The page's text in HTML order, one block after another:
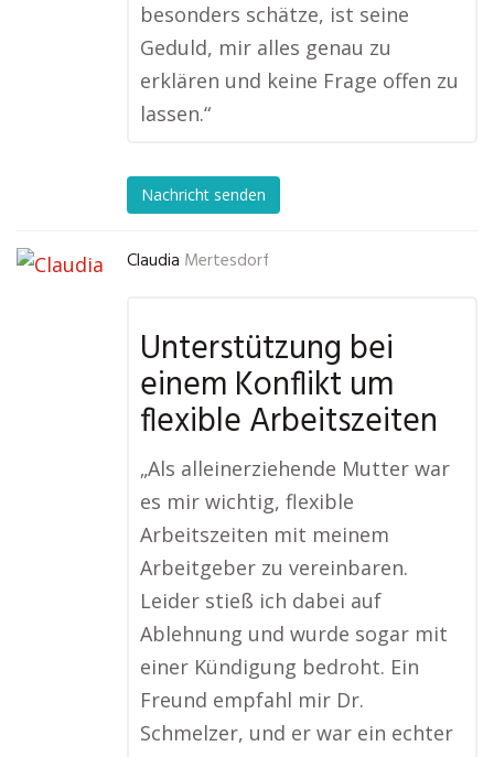
besonders schätze, ist seine
Geduld, mir alles genau zu
erklären und keine Frage offen zu
lassen.“
Nachricht senden
Claudia Mertesdorf
Unterstützung bei
einem Konflikt um
flexible Arbeitszeiten
„Als alleinerziehende Mutter war
es mir wichtig, flexible
Arbeitszeiten mit meinem
Arbeitgeber zu vereinbaren.
Leider stieß ich dabei auf
Ablehnung und wurde sogar mit
einer Kündigung bedroht. Ein
Freund empfahl mir Dr.
Schmelzer, und er war ein echter